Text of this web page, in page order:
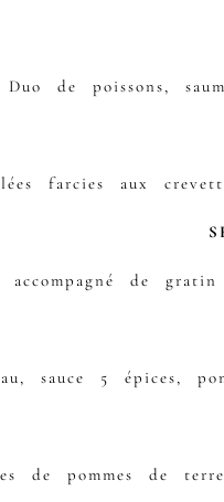
Duo de poissons,
farcies aux
de
sauce 5 épices,
de pommes de